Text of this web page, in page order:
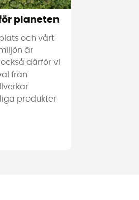
planeten
och vårt
är
därför vi
från
produkter